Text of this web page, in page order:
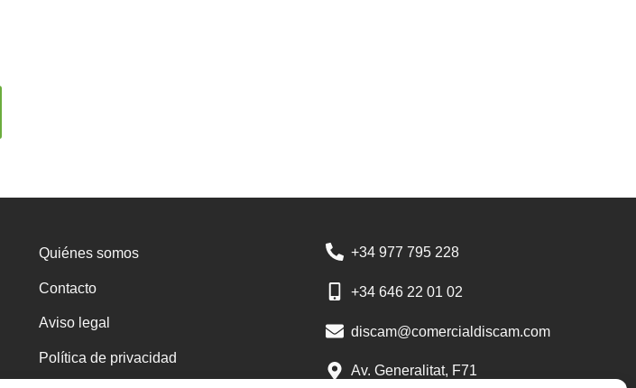
Quiénes somos
Contacto
Aviso legal
Política de privacidad
+34 977 795 228
+34 646 22 01 02
discam@comercialdiscam.com
Av. Generalitat, F71